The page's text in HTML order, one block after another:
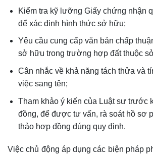
Kiểm tra kỹ lưỡng Giấy chứng nhận
để xác định hình thức sở hữu;
Yêu cầu cung cấp văn bản chấp
sở hữu trong trường hợp đất thuộc
Cân nhắc về khả năng tách thửa và
việc sang tên;
Tham khảo ý kiến của Luật sư trước
đồng, để được tư vấn, rà soát hồ sơ
thảo hợp đồng đúng quy định.
Việc chủ động áp dụng các biện pháp